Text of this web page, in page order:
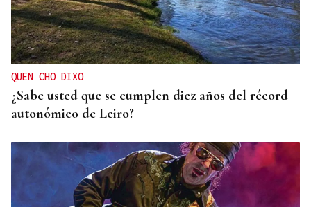
QUEN CHO DIXO
¿Sabe usted que se cumplen diez años del récord
autonómico de Leiro?